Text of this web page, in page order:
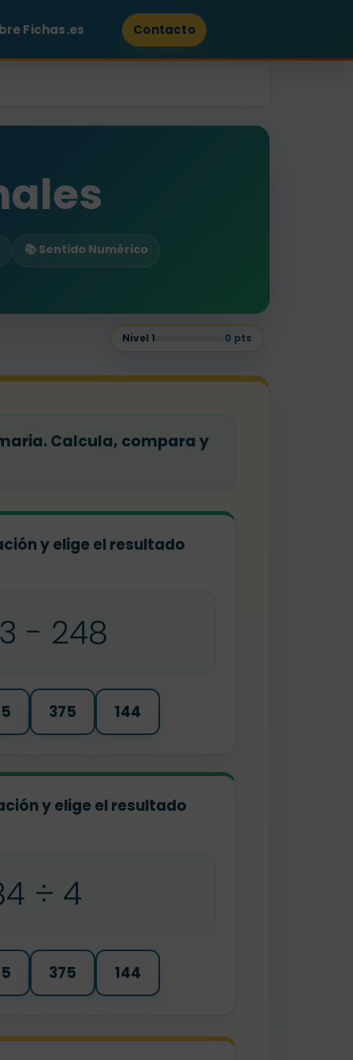
Fichas.es Contacto
📚 Sentido Numérico
Nivel 1 0 pts
Calcula, compara y
y elige el resultado
- 248
375 144
y elige el resultado
÷ 4
375 144